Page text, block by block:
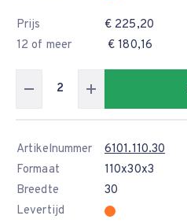
Prijs
€ 225,20
12 of meer
€ 180,16
Artikelnummer
6101.110.30
Formaat
110x30x3
Breedte
30
Levertijd